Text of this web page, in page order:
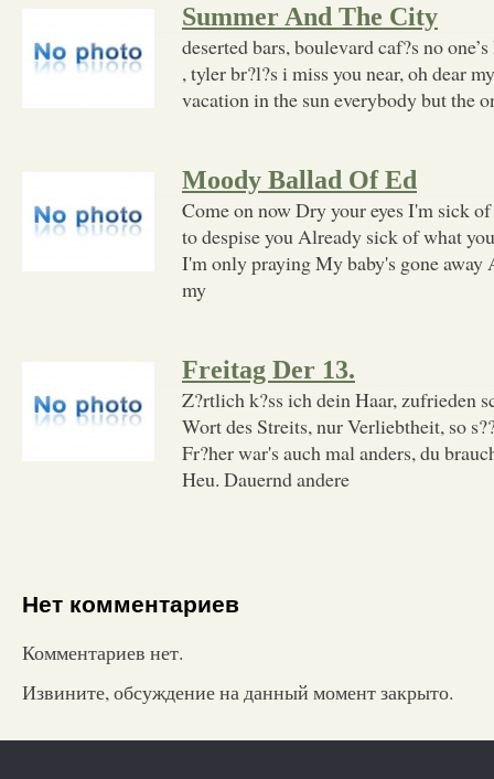
Summer And The City
deserted bars, boulevard caf?s no
, tyler br?l?s i miss you near, oh dear
vacation in the sun everybody but the
Moody Ballad Of Ed
Come on now Dry your eyes I'm sick
to despise you Already sick of what
I'm only praying My baby's gone away
my
Freitag Der 13.
Z?rtlich k?ss ich dein Haar, zufrieden
Wort des Streits, nur Verliebtheit, so
Fr?her war's auch mal anders, du
Heu. Dauernd andere
Нет комментариев
Комментариев нет.
Извините, обсуждение на данный момент закрыто.